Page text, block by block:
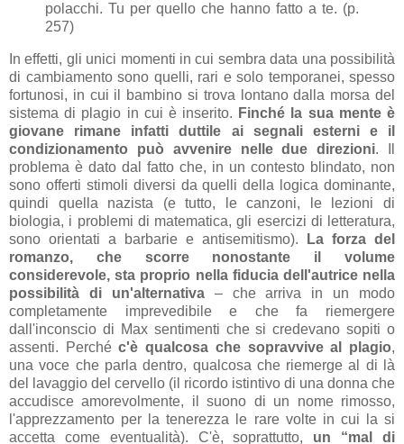
polacchi. Tu per quello che hanno fatto a te. (p.
257)
In effetti, gli unici momenti in cui sembra data una possibilità
di cambiamento sono quelli, rari e solo temporanei, spesso
fortunosi, in cui il bambino si trova lontano dalla morsa del
sistema di plagio in cui è inserito. Finché la sua mente è
giovane rimane infatti duttile ai segnali esterni e il
condizionamento può avvenire nelle due direzioni. Il
problema è dato dal fatto che, in un contesto blindato, non
sono offerti stimoli diversi da quelli della logica dominante,
quindi quella nazista (e tutto, le canzoni, le lezioni di
biologia, i problemi di matematica, gli esercizi di letteratura,
sono orientati a barbarie e antisemitismo).
La forza del
romanzo, che scorre nonostante il volume
considerevole, sta proprio nella fiducia dell'autrice nella
possibilità di un'alternativa – che arriva in un modo
completamente imprevedibile e che fa riemergere
dall'inconscio di Max sentimenti che si credevano sopiti o
assenti. Perchéc'è qualcosa che sopravvive al plagio,
una voce che parla dentro, qualcosa che riemerge al di là
del lavaggio del cervello (il ricordo istintivo di una donna che
accudisce amorevolmente, il suono di un nome rimosso,
l'apprezzamento per la tenerezza le rare volte in cui la si
accetta come eventualità). C'è, soprattutto, un “mal di